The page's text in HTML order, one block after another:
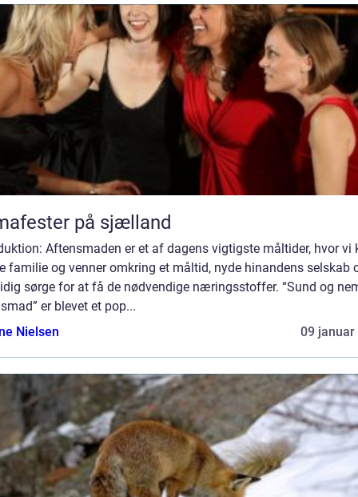
på sjælland
Aftensmaden er et af dagens vigtigste måltider, hvor vi
familie og venner omkring et måltid, nyde hinandens selskab
sørge for at få de nødvendige næringsstoffer. “Sund og
er blevet et pop...
Nielsen
09 januar